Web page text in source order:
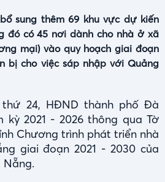
sung thêm 69 khu vực dự kiến
đó có 45 nơi dành cho nhà ở xã
mại) vào quy hoạch giai đoạn
bị cho việc sáp nhập với Quảng
thứ 24, HĐND thành phố Đà
kỳ 2021 - 2026 thông qua Tờ
Chương trình phát triển nhà
giai đoạn 2021 - 2030 của
Nẵng.